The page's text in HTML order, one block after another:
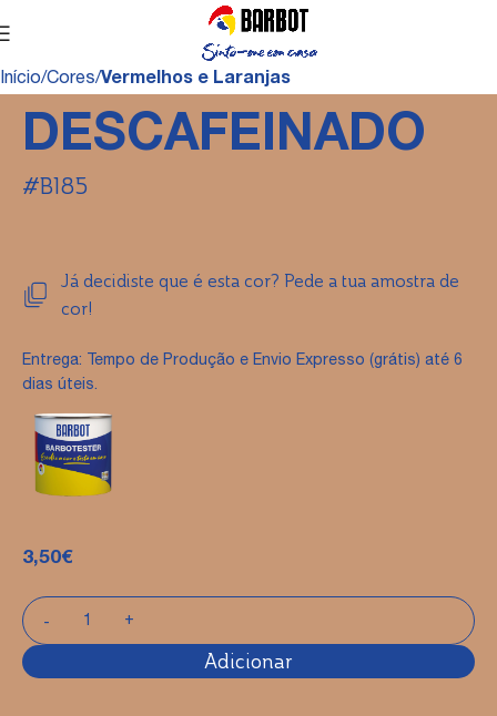
Início Cores Vermelhos e Laranjas
DESCAFEINADO
#B185
Já decidiste que é esta cor? Pede a tua amostra de
cor!
Entrega: Tempo de Produção e Envio Expresso (grátis) até 6
dias úteis.
3,50€
Adicionar